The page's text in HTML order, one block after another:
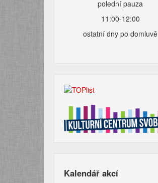
polední pauza
11:00-12:00
ostatní dny po domluvě
Kalendář akcí